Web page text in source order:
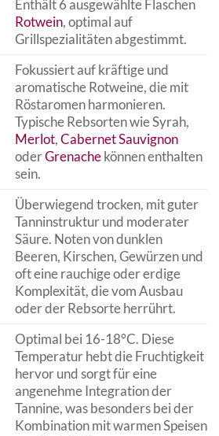
Enthält 6 ausgewählte Flaschen
Rotwein, optimal auf
Grillspezialitäten abgestimmt.
Fokussiert auf kräftige und
aromatische Rotweine, die mit
Röstaromen harmonieren.
Typische Rebsorten wie Syrah,
Merlot,Cabernet Sauvignon
oderGrenachekönnen enthalten
sein.
Überwiegend trocken, mit guter
Tanninstruktur und moderater
Säure. Noten von dunklen
Beeren, Kirschen, Gewürzen und
oft eine rauchige oder erdige
Komplexität, die vom Ausbau
oder der Rebsorte herrührt.
Optimal bei 16-18°C. Diese
Temperatur hebt die Fruchtigkeit
hervor und sorgt für eine
angenehme Integration der
Tannine, was besonders bei der
Kombination mit warmen Speisen